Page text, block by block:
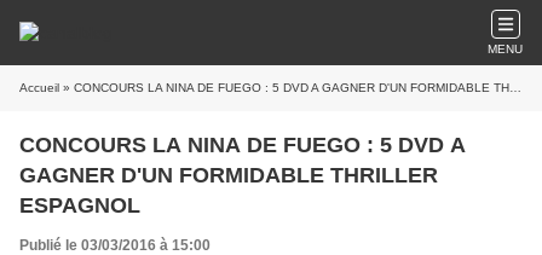
MENU
Accueil » CONCOURS LA NINA DE FUEGO : 5 DVD A GAGNER D'UN FORMIDABLE THRILLER ESPAGNOL
CONCOURS LA NINA DE FUEGO : 5 DVD A
GAGNER D'UN FORMIDABLE THRILLER
ESPAGNOL
Publié le 03/03/2016 à 15:00